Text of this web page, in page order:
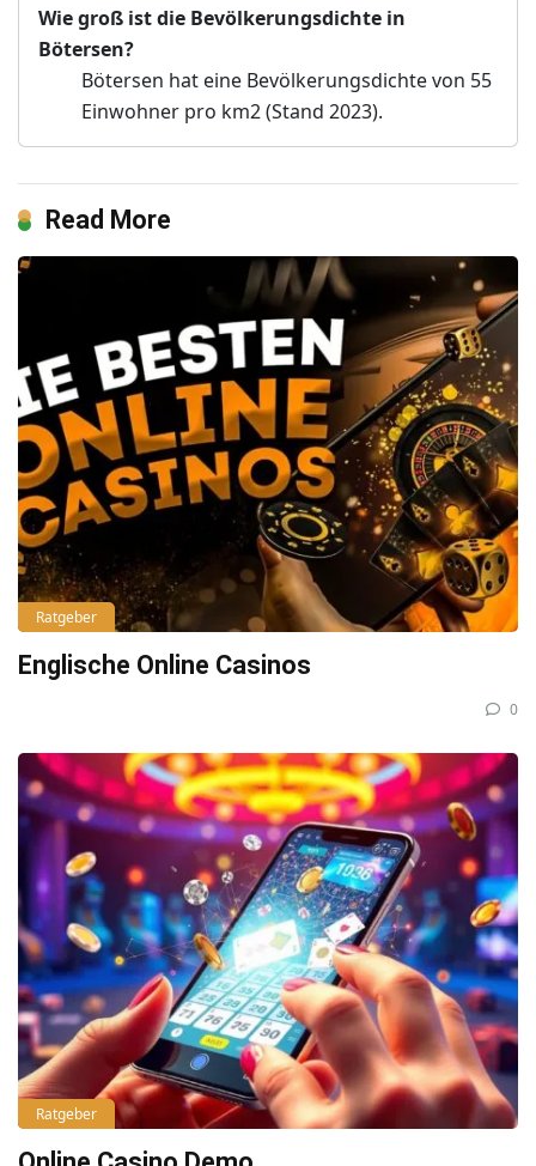
Wie groß ist die Bevölkerungsdichte in
Bötersen?
Bötersen hat eine Bevölkerungsdichte von 55
Einwohner pro km2 (Stand 2023).
Read More
Ratgeber
Englische Online Casinos
0
Ratgeber